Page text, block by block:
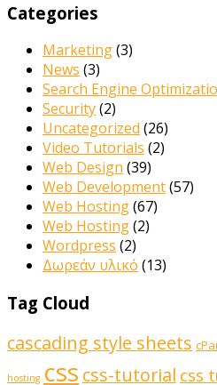
Categories
Marketing(3)
News (3)
Search Engine
Security(2)
Uncategorized (26)
Video Tutorials (2)
Web Design (39)
Web Development(57)
Web Hosting(67)
Web Hosting(2)
Wordpress (2)
Δωρεάν υλικό (13)
Tag Cloud
cascading style sheets
hosting css css-tutorial css